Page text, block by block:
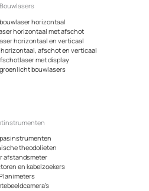
Bouwlasers
horizontaal
horizontaal met afschot
horizontaal en verticaal
afschot en verticaal
met display
bouwlasers
theodolieten
afstandsmeter
en kabelzoekers